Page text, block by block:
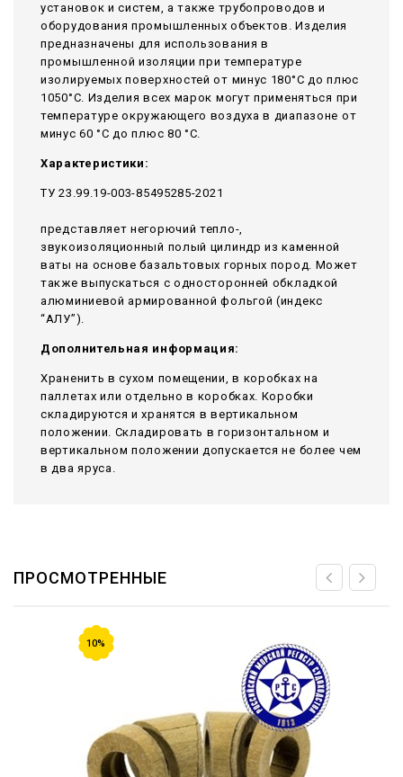
установок и систем, а также трубопроводов и
оборудования промышленных объектов. Изделия
предназначены для использования в
промышленной изоляции при температуре
изолируемых поверхностей от минус 180°С до плюс
1050°С. Изделия всех марок могут применяться при
температуре окружающего воздуха в диапазоне от
минус 60 °С до плюс 80 °С.
Характеристики:
ТУ 23.99.19-003-85495285-2021
представляет негорючий тепло-,
звукоизоляционный полый цилиндр из каменной
ваты на основе базальтовых горных пород. Может
также выпускаться с односторонней обкладкой
алюминиевой армированной фольгой (индекс
“АЛУ”).
Дополнительная информация:
Храненить в сухом помещении, в коробках на
паллетах или отдельно в коробках. Коробки
складируются и хранятся в вертикальном
положении. Складировать в горизонтальном и
вертикальном положении допускается не более чем
в два яруса.
ПРОСМОТРЕННЫЕ
10%